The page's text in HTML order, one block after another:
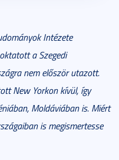
Intézete
a Szegedi
nem először utazott.
New Yorkon kívül, így
Moldáviában is. Miért
is megismertesse